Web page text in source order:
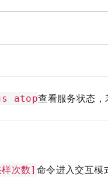
atop查看服务状态
次数] 命令进入交互模